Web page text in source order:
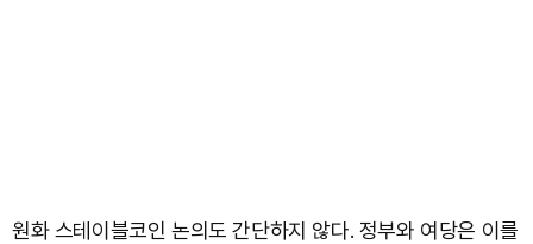
원화 스테이블코인 논의도 간단하지 않다. 정부와 여당은 이를